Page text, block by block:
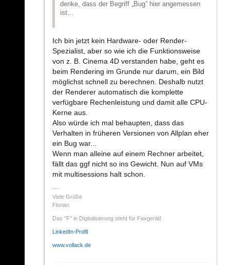
denke, dass der Begriff „Bug” hier angemessen
ist...
Ich bin jetzt kein Hardware- oder Render-
Spezialist, aber so wie ich die Funktionsweise
von z. B. Cinema 4D verstanden habe, geht es
beim Rendering im Grunde nur darum, ein Bild
möglichst schnell zu berechnen. Deshalb nutzt
der Renderer automatisch die komplette
verfügbare Rechenleistung und damit alle CPU-
Kerne aus.
Also würde ich mal behaupten, dass das
Verhalten in früheren Versionen von Allplan eher
ein Bug war...
Wenn man alleine auf einem Rechner arbeitet,
fällt das ggf nicht so ins Gewicht. Nun auf VMs
mit multisessions halt schon.
Viele Grüße
Florian
Das "F" in Digitalisierung steht für Faxgerät!
LinkedIn-Profil
www.vollack.de